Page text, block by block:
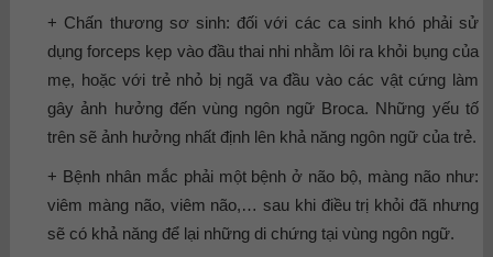
+ Chấn thương sơ sinh: đối với các ca sinh khó phải sử
dụng forceps kẹp vào đầu thai nhi nhằm lôi ra khỏi bụng của
mẹ, hoặc với trẻ nhỏ bị ngã va đầu vào các vật cứng làm
gây ảnh hưởng đến vùng ngôn ngữ Broca. Những yếu tố
trên sẽ ảnh hưởng nhất định lên khả năng ngôn ngữ của trẻ.
+ Bệnh nhân mắc phải một bệnh ở não bộ, màng não như:
viêm màng não, viêm não,… sau khi điều trị khỏi đã nhưng
sẽ có khả năng để lại những di chứng tại vùng ngôn ngữ.